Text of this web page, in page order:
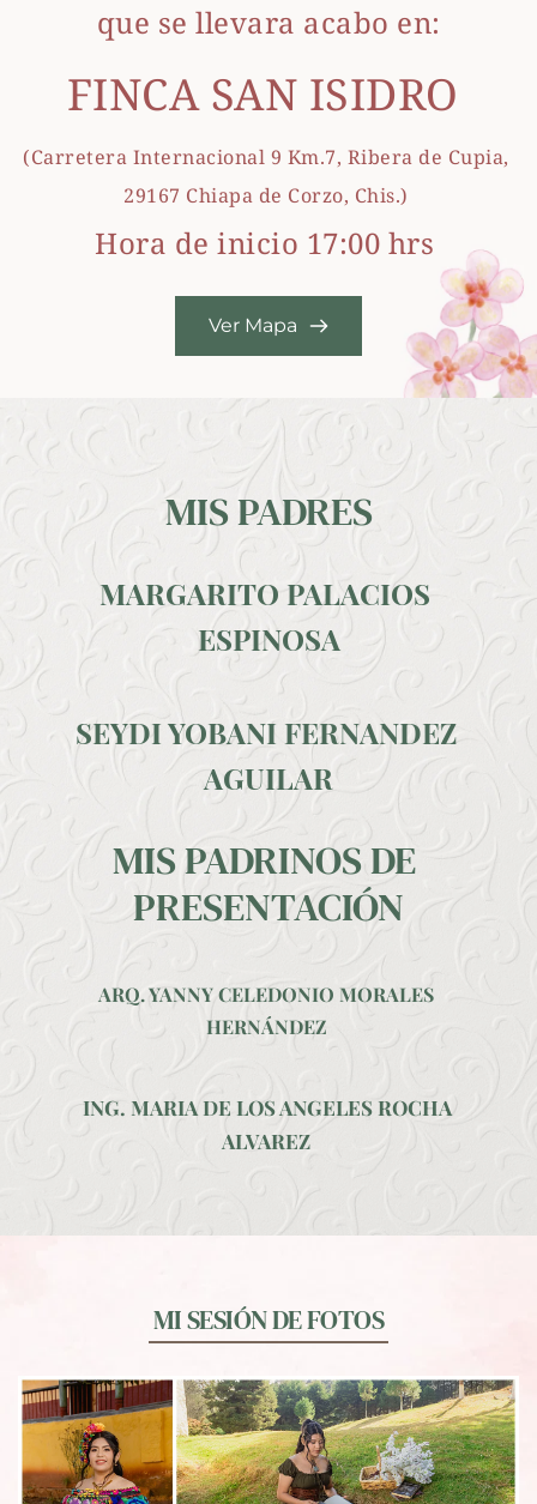
que se llevara acabo en:
FINCA SAN ISIDRO
(Carretera Internacional 9 Km.7, Ribera de Cupia,
29167 Chiapa de Corzo, Chis.)
Hora de inicio 17:00 hrs
Ver Mapa
MIS PADRES
MARGARITO PALACIOS
ESPINOSA
SEYDI YOBANI FERNANDEZ
AGUILAR
MIS PADRINOS DE
PRESENTACIÓN
ARQ. YANNY CELEDONIO MORALES
HERNÁNDEZ
ING. MARIA DE LOS ANGELES ROCHA
ALVAREZ
MI SESIÓN DE FOTOS